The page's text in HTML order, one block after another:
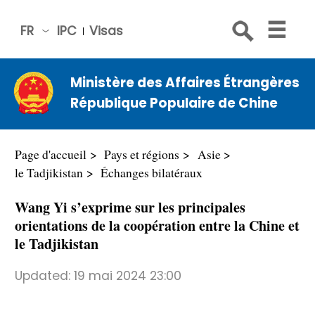
IPC Visas
FR
中文
Engli
sh
Русс
Espa
عربي
Ministère des Affaires Étrangères
République Populaire de Chine
Page d'accueil Pays et régions
Asie
le Tadjikistan
Échanges bilatéraux
Wang Yi s’exprime sur les principales
orientations de la coopération entre la Chine et
le Tadjikistan
Updated: 19 mai 2024 23:00